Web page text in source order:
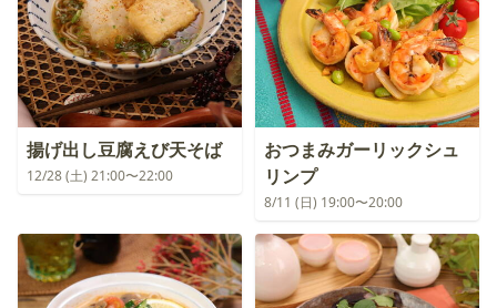
揚げ出し豆腐えび天そば
12/28 (土) 21:00〜22:00
おつまみガーリックシュ
リンプ
8/11 (日) 19:00〜20:00